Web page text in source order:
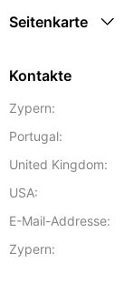
Seitenkarte
Kontakte
Zypern:
Portugal:
United Kingdom:
USA:
E-Mail-Addresse:
Zypern: